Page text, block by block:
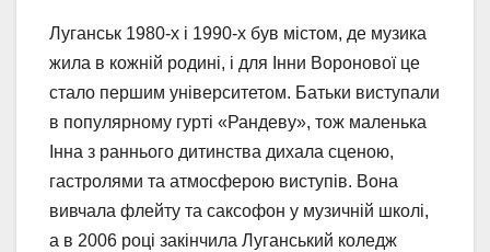
Луганськ 1980-х і 1990-х був містом, де музика
жила в кожній родині, і для Інни Воронової це
стало першим університетом. Батьки виступали
в популярному гурті «Рандеву», тож маленька
Інна з раннього дитинства дихала сценою,
гастролями та атмосферою виступів. Вона
вивчала флейту та саксофон у музичній школі,
а в 2006 році закінчила Луганський коледж